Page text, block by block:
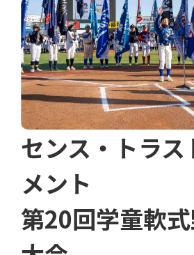
センス・トラス
メント
第20回学童軟